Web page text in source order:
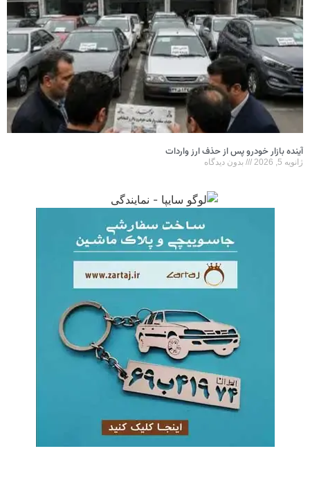
آینده بازار خودرو پس از حذف ارز واردات
ژانویه 5, 2026 بدون دیدگاه